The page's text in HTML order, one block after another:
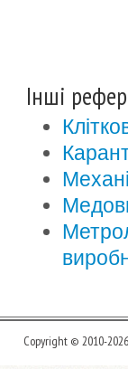
Інші
Copyright © 2010-